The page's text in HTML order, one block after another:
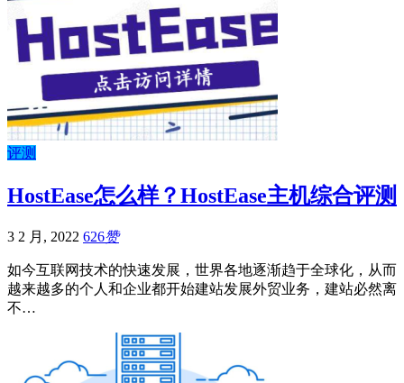
评测
HostEase怎么样？HostEase主机综合评测
3 2 月, 2022 626赞
如今互联网技术的快速发展，世界各地逐渐趋于全球化，从而
越来越多的个人和企业都开始建站发展外贸业务，建站必然离
不…